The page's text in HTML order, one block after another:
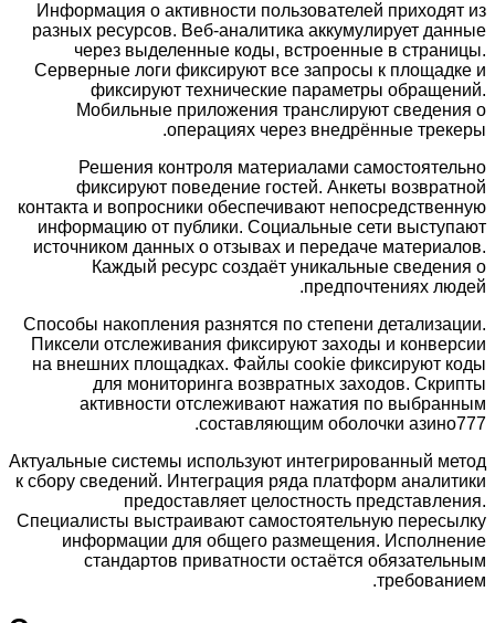
Информация о активности пользователей
разных ресурсов. Веб-аналитика аккумулирует
через выделенные коды, встроенные в
Серверные логи фиксируют все запросы к
фиксируют технические параметры
Мобильные приложения транслируют
операциях через внедрённые
Решения контроля материалами
фиксируют поведение гостей. Анкеты
контакта и вопросники обеспечивают
информацию от публики. Социальные сети
источником данных о отзывах и передаче
Каждый ресурс создаёт уникальные
предпочтениях
Способы накопления разнятся по степени
Пиксели отслеживания фиксируют заходы и
на внешних площадках. Файлы cookie фиксируют
для мониторинга возвратных заходов.
активности отслеживают нажатия по
составляющим оболочки
Актуальные системы используют интегрированный
к сбору сведений. Интеграция ряда платформ
предоставляет целостность
Специалисты выстраивают самостоятельную
информации для общего размещения.
стандартов приватности остаётся